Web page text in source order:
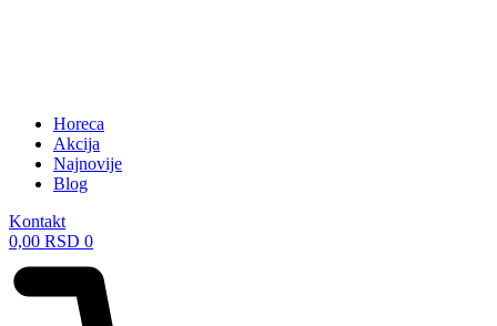
Horeca
Akcija
Najnovije
Blog
Kontakt
0,00 RSD 0